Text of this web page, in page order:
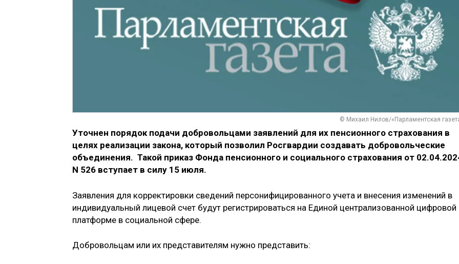
© Михаил Нилов/«Парламентская
Уточнен порядок подачи добровольцами заявлений для их пенсионного страхования в
целях реализации закона, который позволил Росгвардии создавать добровольческие
объединения. Такой приказ Фонда пенсионного и социального страхования от
N 526 вступает в силу 15 июля.
Заявления для корректировки сведений персонифицированного учета и внесения изменений в
индивидуальный лицевой счет будут регистрироваться на Единой централизованной цифровой
платформе в социальной сфере.
Добровольцам или их представителям нужно представить: